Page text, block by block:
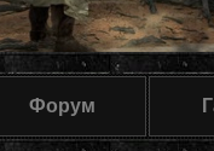
Форум